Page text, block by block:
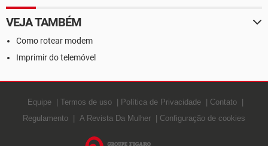
VEJA TAMBÉM
Como rotear modem
Imprimir do telemóvel
Equipe Termos de uso Política de Privacidade
Contato
Regulamento
A Revista Da Mulher Configuração de cookies